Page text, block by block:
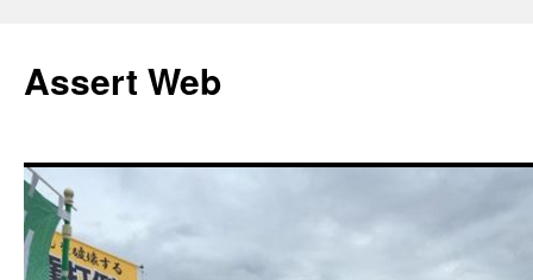
テ
ン
ス
キ
ッ
プ
Assert Web